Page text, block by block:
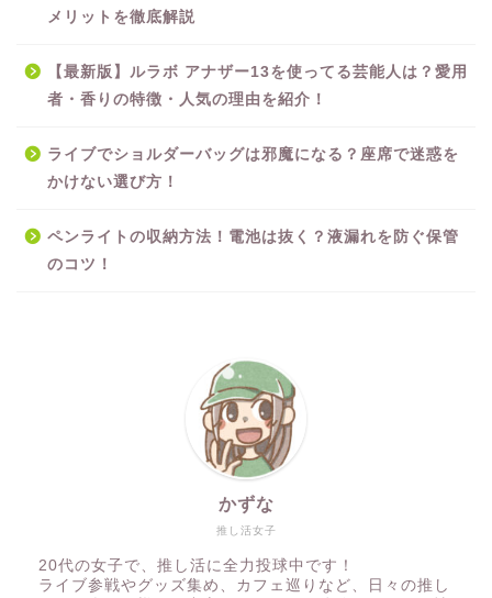
メリットを徹底解説
【最新版】ルラボ アナザー13を使ってる芸能人は？愛用
者・香りの特徴・人気の理由を紹介！
ライブでショルダーバッグは邪魔になる？座席で迷惑を
かけない選び方！
ペンライトの収納方法！電池は抜く？液漏れを防ぐ保管
のコツ！
推し活女子
かずな
20代の女子で、推し活に全力投球中です！
ライブ参戦やグッズ集め、カフェ巡りなど、日々の推し